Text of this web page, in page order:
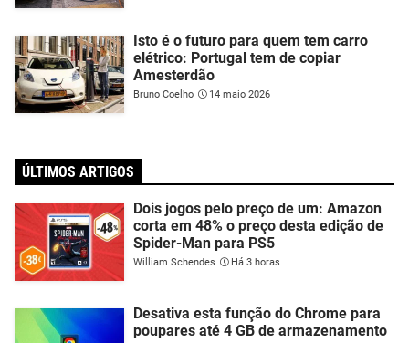
Isto é o futuro para quem tem carro
elétrico: Portugal tem de copiar
Amesterdão
Bruno Coelho 14 maio 2026
ÚLTIMOS ARTIGOS
Dois jogos pelo preço de um: Amazon
corta em 48% o preço desta edição de
Spider-Man para PS5
William Schendes Há 3 horas
Desativa esta função do Chrome para
poupares até 4 GB de armazenamento